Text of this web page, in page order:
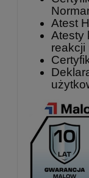
Atest
Atesty
reakcji